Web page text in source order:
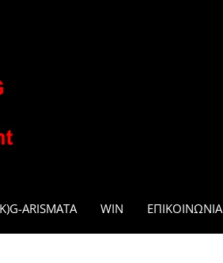
ARISMATA WIN ΕΠΙΚΟΙΝΩΝΊΑ